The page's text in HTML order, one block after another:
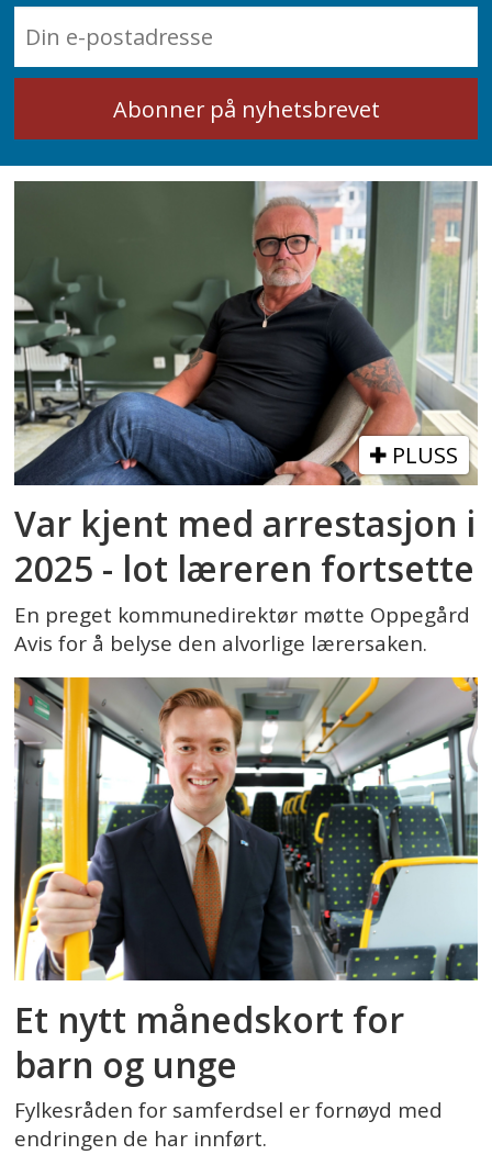
PLUSS
Var kjent med arrestasjon i
2025 - lot læreren fortsette
En preget kommunedirektør møtte Oppegård
Avis for å belyse den alvorlige lærersaken.
Et nytt månedskort for
barn og unge
Fylkesråden for samferdsel er fornøyd med
endringen de har innført.